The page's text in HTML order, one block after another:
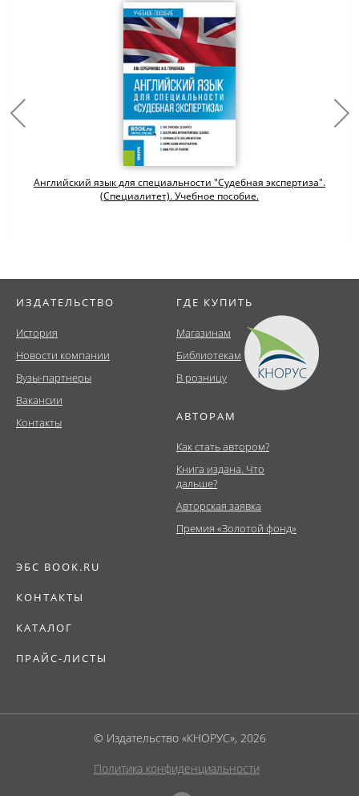
Английский язык для специальности "Судебная экспертиза".
(Специалитет). Учебное пособие.
ИЗДАТЕЛЬСТВО
История
Новости компании
Вузы-партнеры
Вакансии
Контакты
ГДЕ КУПИТЬ
Магазинам
Библиотекам
В розницу
АВТОРАМ
Как стать автором?
Книга издана. Что
дальше?
Авторская заявка
Премия «Золотой фонд»
ЭБС BOOK.RU
КОНТАКТЫ
КАТАЛОГ
ПРАЙС-ЛИСТЫ
© Издательство «КНОРУС», 2026
Политика конфиденциальности